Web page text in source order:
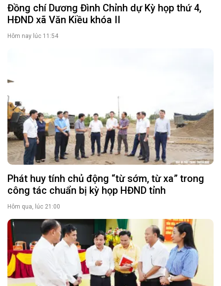
Đồng chí Dương Đình Chỉnh dự Kỳ họp thứ 4,
HĐND xã Văn Kiều khóa II
Hôm nay lúc 11:54
Phát huy tính chủ động “từ sớm, từ xa” trong
công tác chuẩn bị kỳ họp HĐND tỉnh
Hôm qua, lúc 21:00